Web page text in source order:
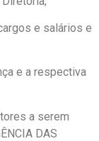
e salários e
e a respectiva
a serem
DAS